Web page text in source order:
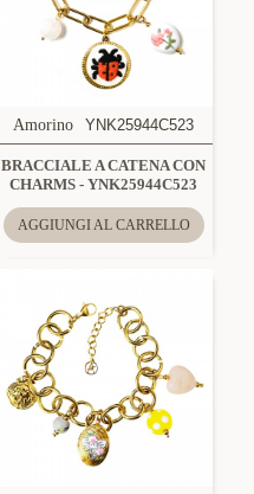
Amorino YNK25944C523
BRACCIALE A CATENA CON
CHARMS - YNK25944C523
AGGIUNGI AL CARRELLO